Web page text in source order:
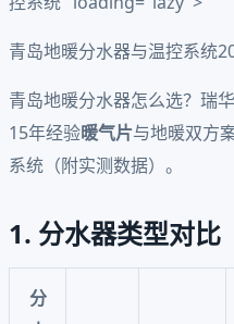
青岛地暖分水器与温控系统
青岛地暖分水器怎么选？瑞
15年经验暖气片与地暖双方
系统（附实测数据）。
1. 分水器类型对比
分